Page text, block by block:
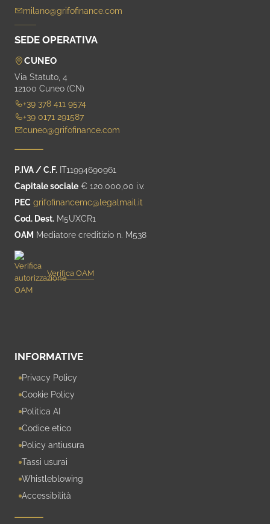
milano@grifofinance.com
SEDE OPERATIVA
CUNEO
Via Statuto, 4
12100 Cuneo (CN)
+39 378 411 9574
+39 0171 291587
cuneo@grifofinance.com
P.IVA / C.F. IT11994690961
Capitale sociale € 120.000,00 i.v.
PEC grifofinancemc@legalmail.it
Cod. Dest. M5UXCR1
OAM Mediatore creditizio n. M538
Verifica OAM
INFORMATIVE
Privacy Policy
Cookie Policy
Politica AI
Codice etico
Policy antiusura
Tassi usurai
Whistleblowing
Accessibilità